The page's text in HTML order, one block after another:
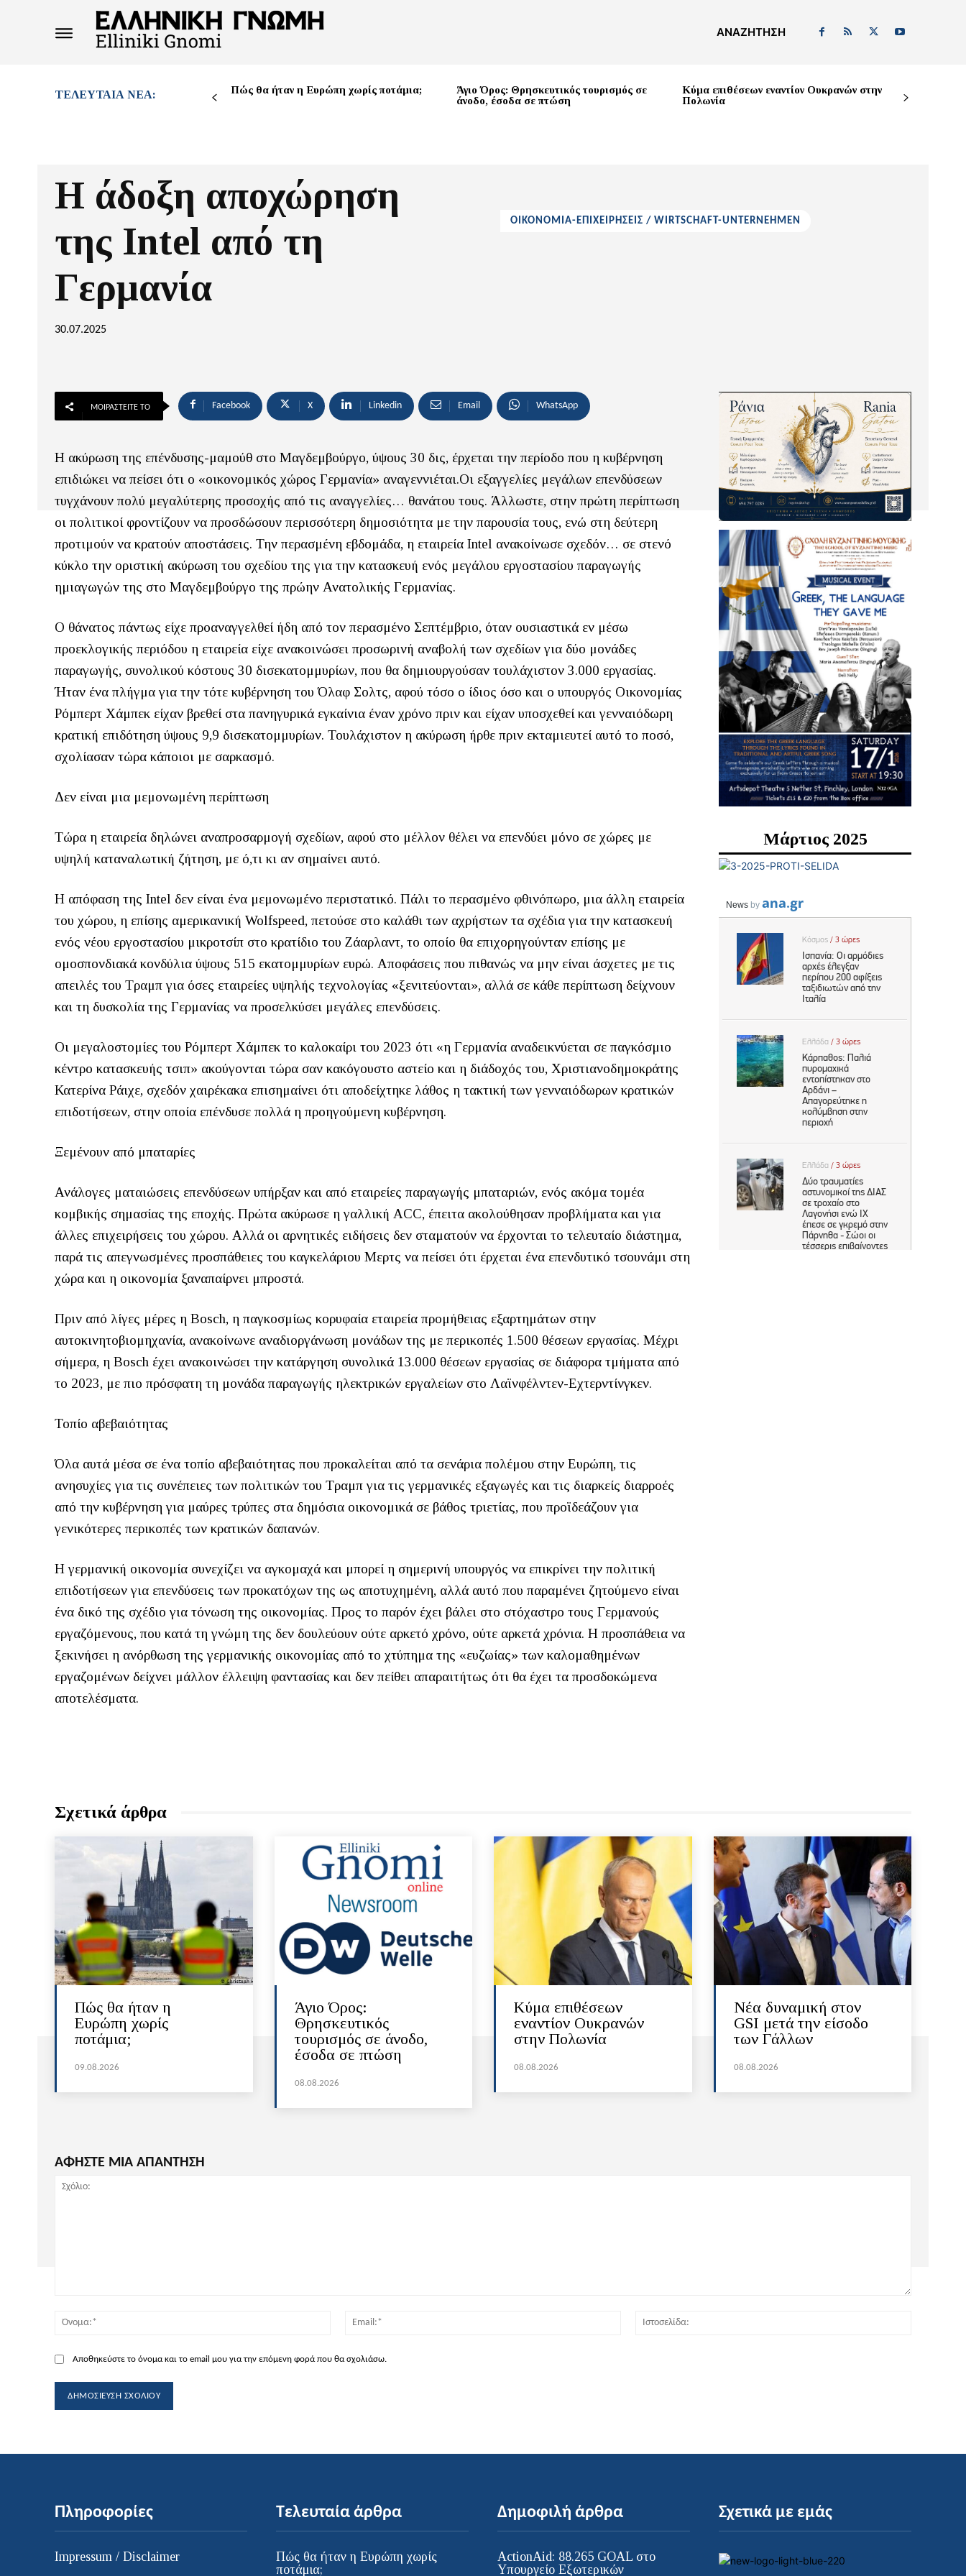
ΑΝΑΖΉΤΗΣΗ
ΤΕΛΕΥΤΑΊΑ ΝΈΑ: Πώς θα ήταν η Ευρώπη χωρίς ποτάμια;
Άγιο Όρος: Θρησκευτικός τουρισμός σε
άνοδο, έσοδα σε πτώση
Κύμα επιθέσεων εναντίον Ουκρανών στην
Πολωνία
Η άδοξη αποχώρηση
της Intel από τη
Γερμανία
30.07.2025
ΟΙΚΟΝΟΜΙΑ-ΕΠΙΧΕΙΡΗΣΕΙΣ / WIRTSCHAFT-UNTERNEHMEN
ΜΟΙΡΑΣΤΕΊΤΕ ΤΟ Facebook X Linkedin Email WhatsApp
Η ακύρωση της επένδυσης-μαμούθ στο Μαγδεμβούργο, ύψους 30 δις, έρχεται την περίοδο που η κυβέρνηση
επιδιώκει να πείσει ότι ο «οικονομικός χώρος Γερμανία» αναγεννιέται.Οι εξαγγελίες μεγάλων επενδύσεων
τυγχάνουν πολύ μεγαλύτερης προσοχής από τις αναγγελίες… θανάτου τους. Άλλωστε, στην πρώτη περίπτωση
οι πολιτικοί φροντίζουν να προσδώσουν περισσότερη δημοσιότητα με την παρουσία τους, ενώ στη δεύτερη
προτιμούν να κρατούν αποστάσεις. Την περασμένη εβδομάδα, η εταιρεία Intel ανακοίνωσε σχεδόν… σε στενό
κύκλο την οριστική ακύρωση του σχεδίου της για την κατασκευή ενός μεγάλου εργοστασίου παραγωγής
ημιαγωγών της στο Μαγδεμβούργο της πρώην Ανατολικής Γερμανίας.
Ο θάνατος πάντως είχε προαναγγελθεί ήδη από τον περασμένο Σεπτέμβριο, όταν ουσιαστικά εν μέσω
προεκλογικής περιόδου η εταιρεία είχε ανακοινώσει προσωρινή αναβολή των σχεδίων για δύο μονάδες
παραγωγής, συνολικού κόστους 30 δισεκατομμυρίων, που θα δημιουργούσαν τουλάχιστον 3.000 εργασίας.
Ήταν ένα πλήγμα για την τότε κυβέρνηση του Όλαφ Σολτς, αφού τόσο ο ίδιος όσο και ο υπουργός Οικονομίας
Ρόμπερτ Χάμπεκ είχαν βρεθεί στα πανηγυρικά εγκαίνια έναν χρόνο πριν και είχαν υποσχεθεί και γενναιόδωρη
κρατική επιδότηση ύψους 9,9 δισεκατομμυρίων. Τουλάχιστον η ακύρωση ήρθε πριν εκταμιευτεί αυτό το ποσό,
σχολίασαν τώρα κάποιοι με σαρκασμό.
Δεν είναι μια μεμονωμένη περίπτωση
Τώρα η εταιρεία δηλώνει αναπροσαρμογή σχεδίων, αφού στο μέλλον θέλει να επενδύει μόνο σε χώρες με
υψηλή καταναλωτική ζήτηση, με ό,τι κι αν σημαίνει αυτό.
Η απόφαση της Intel δεν είναι ένα μεμονωμένο περιστατικό. Πάλι το περασμένο φθινόπωρο, μια άλλη εταιρεία
του χώρου, η επίσης αμερικανική Wolfspeed, πετούσε στο καλάθι των αχρήστων τα σχέδια για την κατασκευή
ενός νέου εργοστασίου μικροτσίπ στο κρατίδιο του Ζάαρλαντ, το οποίο θα επιχορηγούνταν επίσης με
ομοσπονδιακά κονδύλια ύψους 515 εκατομμυρίων ευρώ. Αποφάσεις που πιθανώς να μην είναι άσχετες με τις
απειλές του Τραμπ για όσες εταιρείες υψηλής τεχνολογίας «ξενιτεύονται», αλλά σε κάθε περίπτωση δείχνουν
και τη δυσκολία της Γερμανίας να προσελκύσει μεγάλες επενδύσεις.
Οι μεγαλοστομίες του Ρόμπερτ Χάμπεκ το καλοκαίρι του 2023 ότι «η Γερμανία αναδεικνύεται σε παγκόσμιο
κέντρο κατασκευής τσιπ» ακούγονται τώρα σαν κακόγουστο αστείο και η διάδοχός του, Χριστιανοδημοκράτης
Κατερίνα Ράιχε, σχεδόν χαιρέκακα επισημαίνει ότι αποδείχτηκε λάθος η τακτική των γενναιόδωρων κρατικών
επιδοτήσεων, στην οποία επένδυσε πολλά η προηγούμενη κυβέρνηση.
Ξεμένουν από μπαταρίες
Ανάλογες ματαιώσεις επενδύσεων υπήρξαν και από εταιρείες παραγωγής μπαταριών, ενός ακόμα τομέα
κομβικής σημασίας της εποχής. Πρώτα ακύρωσε η γαλλική ACC, έπειτα ακολούθησαν προβλήματα και για
άλλες επιχειρήσεις του χώρου. Αλλά οι αρνητικές ειδήσεις δεν σταματούν να έρχονται το τελευταίο διάστημα,
παρά τις απεγνωσμένες προσπάθειες του καγκελάριου Μερτς να πείσει ότι έρχεται ένα επενδυτικό τσουνάμι στη
χώρα και η οικονομία ξαναπαίρνει μπροστά.
Πριν από λίγες μέρες η Bosch, η παγκοσμίως κορυφαία εταιρεία προμήθειας εξαρτημάτων στην
αυτοκινητοβιομηχανία, ανακοίνωνε αναδιοργάνωση μονάδων της με περικοπές 1.500 θέσεων εργασίας. Μέχρι
σήμερα, η Bosch έχει ανακοινώσει την κατάργηση συνολικά 13.000 θέσεων εργασίας σε διάφορα τμήματα από
το 2023, με πιο πρόσφατη τη μονάδα παραγωγής ηλεκτρικών εργαλείων στο Λαϊνφέλντεν-Εχτερντίνγκεν.
Τοπίο αβεβαιότητας
Όλα αυτά μέσα σε ένα τοπίο αβεβαιότητας που προκαλείται από τα σενάρια πολέμου στην Ευρώπη, τις
ανησυχίες για τις συνέπειες των πολιτικών του Τραμπ για τις γερμανικές εξαγωγές και τις διαρκείς διαρροές
από την κυβέρνηση για μαύρες τρύπες στα δημόσια οικονομικά σε βάθος τριετίας, που προϊδεάζουν για
γενικότερες περικοπές των κρατικών δαπανών.
Η γερμανική οικονομία συνεχίζει να αγκομαχά και μπορεί η σημερινή υπουργός να επικρίνει την πολιτική
επιδοτήσεων για επενδύσεις των προκατόχων της ως αποτυχημένη, αλλά αυτό που παραμένει ζητούμενο είναι
ένα δικό της σχέδιο για τόνωση της οικονομίας. Προς το παρόν έχει βάλει στο στόχαστρο τους Γερμανούς
εργαζόμενους, που κατά τη γνώμη της δεν δουλεύουν ούτε αρκετό χρόνο, ούτε αρκετά χρόνια. Η προσπάθεια να
ξεκινήσει η ανόρθωση της γερμανικής οικονομίας από το χτύπημα της «ευζωίας» των καλομαθημένων
εργαζομένων δείχνει μάλλον έλλειψη φαντασίας και δεν πείθει απαραιτήτως ότι θα έχει τα προσδοκώμενα
αποτελέσματα.
Μάρτιος 2025
Σχετικά άρθρα
Πώς θα ήταν η
Ευρώπη χωρίς
ποτάμια;
09.08.2026
Άγιο Όρος:
Θρησκευτικός
τουρισμός σε άνοδο,
έσοδα σε πτώση
08.08.2026
Κύμα επιθέσεων
εναντίον Ουκρανών
στην Πολωνία
08.08.2026
Νέα δυναμική στον
GSI μετά την είσοδο
των Γάλλων
08.08.2026
ΑΦΗΣΤΕ ΜΙΑ ΑΠΑΝΤΗΣΗ
Όνομα:*
Email:*
Αποθηκεύστε το όνομα και το email μου για την επόμενη φορά που θα σχολιάσω.
Πληροφορίες
Impressum / Disclaimer
Τελευταία άρθρα
Πώς θα ήταν η Ευρώπη χωρίς
ποτάμια;
Δημοφιλή άρθρα
ActionAid: 88.265 GOAL στο
Υπουργείο Εξωτερικών
Σχετικά με εμάς